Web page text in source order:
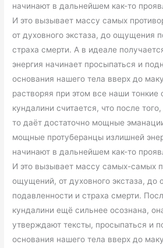
начинают в дальнейшем как-то
И это вызывает массу самых
от духовного экстаза, до ощущения
страха смерти. А в идеале
энергия начинает просыпаться и
основания нашего тела вверх до
растворяя при этом все наши тонкие
кундалини считается, что после
то даёт достаточно мощные
мощные протуберанцы излишней
начинают в дальнейшем как-то
И это вызывает массу самых-самых
ощущений, от духовного экстаза, до
подавленности и страха смерти.
кундалини ещё сильнее осознана,
утверждают тексты, просыпаться и
основания нашего тела вверх до